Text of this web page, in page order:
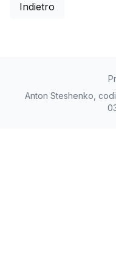
Indietro
Anton Steshenko,